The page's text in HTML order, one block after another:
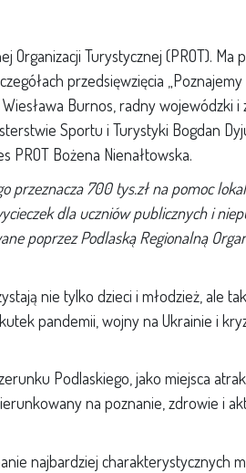
Organizacji Turystycznej (PROT).
przedsięwzięcia
Burnos, radny wojewódzki
Sportu i Turystyki Bogdan
PROT Bożena Nienałtowska.
przeznacza 700 tys.zł na pomoc
dla uczniów publicznych i
poprzez Podlaską Regionalną
nie tylko dzieci i młodzież, ale
pandemii, wojny na Ukrainie i
Podlaskiego, jako miejsca
na poznanie, zdrowie i
najbardziej charakterystycznych